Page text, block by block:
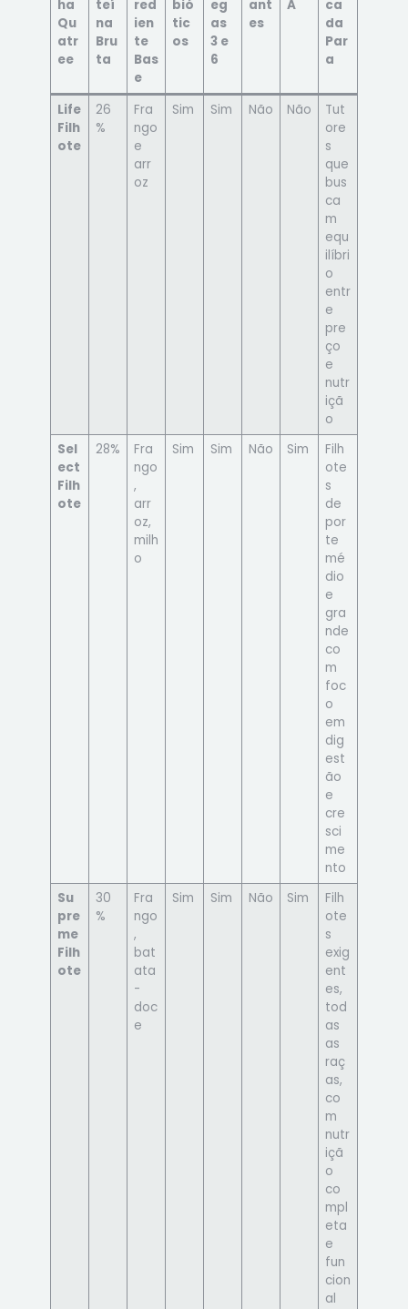
ha
Qu
atr
ee
teí
na
Bru
ta
red
ien
te
Bas
e
bió
tic
os
eg
as
3 e
6
ant
es
A
ca
da
Par
a
Life
Filh
ote
26
%
Fra
ngo
e
arr
oz
Sim Sim Não Não
Tut
ore
s
que
bus
ca
m
equ
ilíbri
o
entr
e
pre
ço
e
nutr
içã
o
Sel
ect
Filh
ote
28%
Fra
ngo
,
arr
oz,
milh
o
Sim Sim Não Sim
Filh
ote
s
de
por
te
mé
dio
e
gra
nde
co
m
foc
o
em
dig
est
ão
e
cre
sci
me
nto
Su
pre
me
Filh
ote
30
%
Fra
ngo
,
bat
ata
-
doc
e
Sim Sim Não Sim
Filh
ote
s
exig
ent
es,
tod
as
as
raç
as,
co
m
nutr
içã
o
co
mpl
eta
e
fun
cion
al